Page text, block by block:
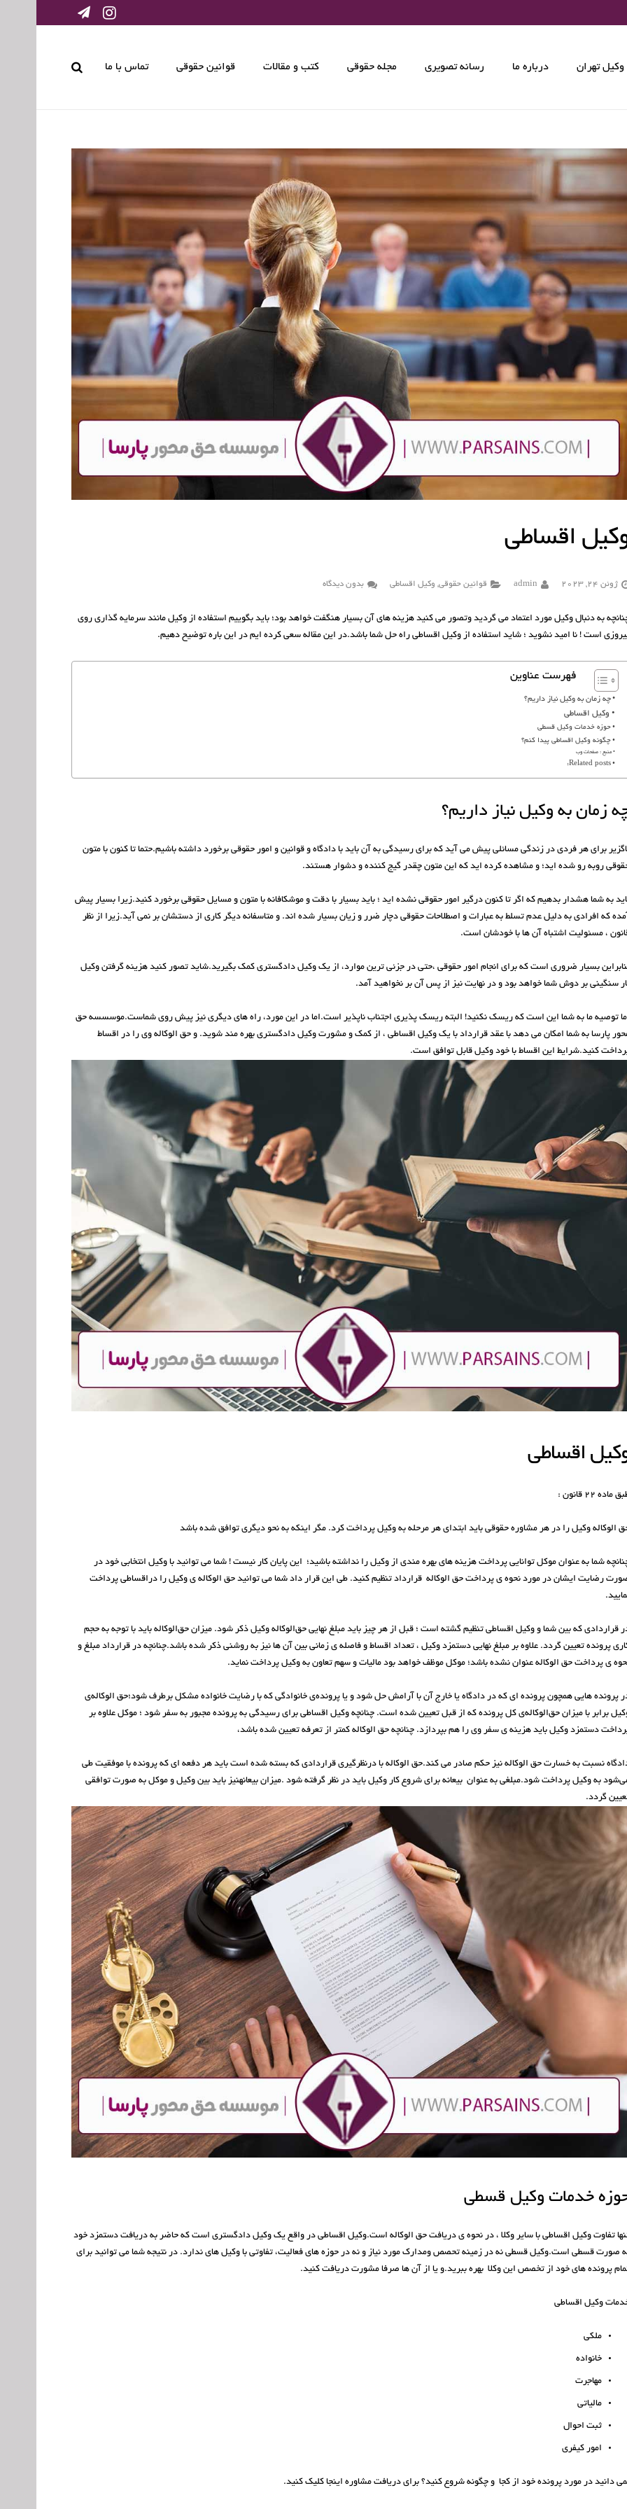
وکیل تهران درباره ما رسانه تصویری مجله حقوقی کتب و مقالات قوانین حقوقی تماس با ما
اقساطی
ژوئن 24, 2023 admin قوانین حقوقی, وکیل اقساطی بدون دیدگاه
به دنبال وکیل مورد اعتماد می گردید وتصور می کنید هزینه های آن بسیار هنگفت خواهد بود؛ باید بگوییم استفاده از وکیل مانند سرمایه گذاری روی
است ! نا امید نشوید ؛ شاید استفاده از وکیل اقساطی راه حل شما باشد.در این مقاله سعی کرده ایم در این باره توضیح دهیم.
فهرست عناوین
چه زمان به وکیل نیاز داریم؟
وکیل اقساطی
حوزه خدمات وکیل قسطی
چگونه وکیل اقساطی پیدا کنم؟
منبع : صفحات وب
Related posts:
زمان به وکیل نیاز داریم؟
برای هر فردی در زندگی مسائلی پیش می آید که برای رسیدگی به آن باید با دادگاه و قوانین و امور حقوقی برخورد داشته باشیم.حتما تا کنون با متون
روبه رو شده اید؛ و مشاهده کرده اید که این متون چقدر گیج کننده و دشوار هستند.
به شما هشدار بدهیم که اگر تا کنون درگیر امور حقوقی نشده اید ؛ باید بسیار با دقت و موشکافانه با متون و مسایل حقوقی برخورد کنید.زیرا بسیار پیش
که افرادی به دلیل عدم تسلط به عبارات و اصطلاحات حقوقی دچار ضرر و زیان بسیار شده اند. و متاسفانه دیگر کاری از دستشان بر نمی آید.زیرا از نظر
، مسئولیت اشتباه آن ها با خودشان است.
بسیار ضروری است که برای انجام امور حقوقی ،حتی در جزئی ترین موارد، از یک وکیل دادگستری کمک بگیرید.شاید تصور کنید هزینه گرفتن وکیل
سنگینی بر دوش شما خواهد بود و در نهایت نیز از پس آن بر نخواهید آمد.
توصیه ما به شما این است که ریسک نکنید! البته ریسک پذیری اجتناب ناپذیر است.اما در این مورد، راه های دیگری نیز پیش روی شماست.موسسسه حق
پارسا به شما امکان می دهد با عقد قرارداد با یک وکیل اقساطی ، از کمک و مشورت وکیل دادگستری بهره مند شوید. و حق الوکاله وی را در اقساط
کنید.شرایط این اقساط با خود وکیل قابل توافق است.
اقساطی
ماده ۲۲ قانون :
الوکاله وکیل را در هر مشاوره حقوقی باید ابتدای هر مرحله به وکیل پرداخت کرد. مگر اینکه به نحو دیگری توافق شده باشد
شما به عنوان موکل توانایی پرداخت هزینه های بهره مندی از وکیل را نداشته باشید؛ این پایان کار نیست ! شما می توانید با وکیل انتخابی خود در
رضایت ایشان در مورد نحوه ی پرداخت حق الوکاله قرارداد تنظیم کنید. طی این قرار داد شما می توانید حق الوکاله ی وکیل را دراقساطی پرداخت
قراردادی که بین شما و وکیل اقساطی تنظیم گشته است ؛ قبل از هر چیز باید مبلغ نهایی حق‌الوکاله وکیل ذکر شود. میزان حق‌الوکاله باید با توجه به حجم
پرونده تعیین گردد. علاوه بر مبلغ نهایی دستمزد وکیل ، تعداد اقساط و فاصله ی زمانی بین آن ها نیز به روشنی ذکر شده باشد.چنانچه در قرارداد مبلغ و
ی پرداخت حق الوکاله عنوان نشده باشد؛ موکل موظف خواهد بود مالیات و سهم تعاون به وکیل پرداخت نماید.
پرونده هایی همچون پرونده ای که در دادگاه یا خارج آن با آرامش حل شود و یا پرونده‌ی خانوادگی که با رضایت خانواده مشکل برطرف شود؛حق الوکاله‌ی
برابر با میزان حق‌الوکاله‌ی کل پرونده که از قبل تعیین شده است. چنانچه وکیل اقساطی برای رسیدگی به پرونده مجبور به سفر شود ؛ موکل علاوه بر
دستمزد وکیل باید هزینه ی سفر وی را هم بپردازد. چنانچه حق الوکاله کمتر از تعرفه تعیین شده باشد،
نسبت به خسارت حق الوکاله نیز حکم صادر می کند.حق الوکاله با درنظرگیری قراردادی که بسته شده است باید هر دفعه ای که پرونده با موفقیت طی
به وکیل پرداخت شود.مبلغی به عنوان بیعانه برای شروع کار وکیل باید در نظر گرفته شود .میزان بیعانهنیز باید بین وکیل و موکل به صورت توافقی
گردد.
خدمات وکیل قسطی
تفاوت وکیل اقساطی با سایر وکلا ، در نحوه ی دریافت حق الوکاله است.وکیل اقساطی در واقع یک وکیل دادگستری است که حاضر به دریافت دستمزد خود
صورت قسطی است.وکیل قسطی نه در زمینه تحصص ومدارک مورد نیاز و نه در حوزه های فعالیت، تفاوتی با وکیل های ندارد. در نتیجه شما می توانید برای
پرونده های خود از تخصص این وکلا بهره ببرید.و یا از آن ها صرفا مشورت دریافت کنید.
وکیل اقساطی
ملکی
خانواده
مهاجرت
مالیاتی
ثبت احوال
امور کیفری
دانید در مورد پرونده خود از کجا و چگونه شروع کنید؟ برای دریافت مشاوره اینجا کلیک کنید.